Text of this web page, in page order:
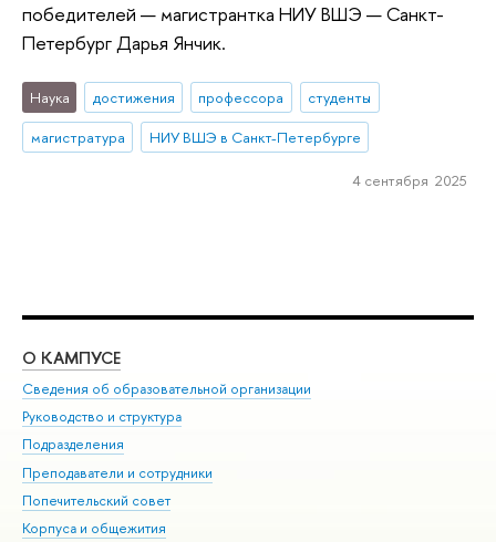
победителей — магистрантка НИУ ВШЭ — Санкт-
Петербург Дарья Янчик.
Наука достижения профессора
студенты
магистратура
НИУ ВШЭ в Санкт-Петербурге
4 сентября 2025
О КАМПУСЕ
Сведения об образовательной организации
Руководство и структура
Подразделения
Преподаватели и сотрудники
Попечительский совет
Корпуса и общежития